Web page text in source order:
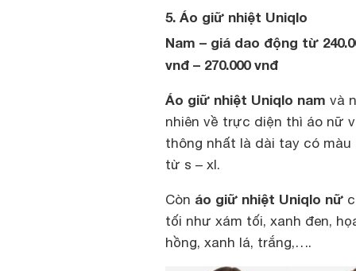
5. Áo giữ nhiệt Uniqlo
Nam – giá dao động từ
vnđ – 270.000 vnđ
Áo giữ nhiệt Uniqlo nam và
nhiên về trực diện thì áo nữ
thông nhất là dài tay có
từ s – xl.
Còn áo giữ nhiệt Uniqlo nữ
tối như xám tối, xanh đen,
hồng, xanh lá, trắng,….